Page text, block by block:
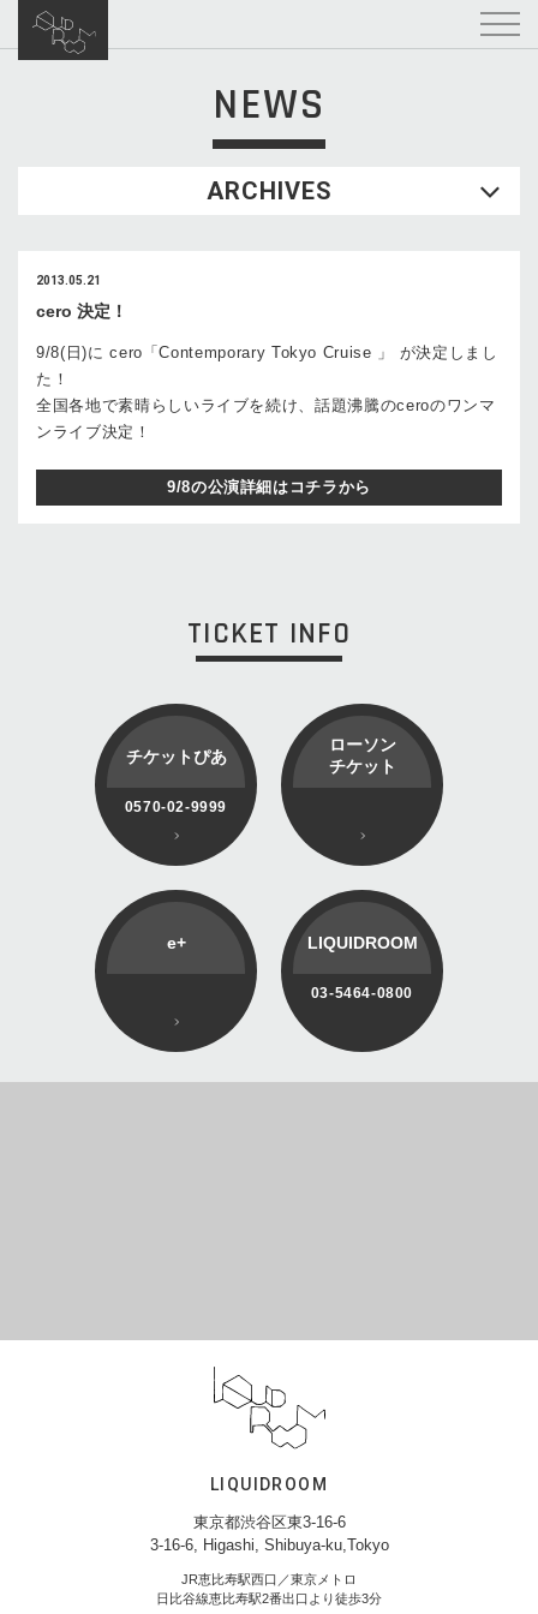
NEWS
ARCHIVES
2013.05.21
cero 決定！
9/8(日)に cero「Contemporary Tokyo Cruise 」 が決定しまし
た！
全国各地で素晴らしいライブを続け、話題沸騰のceroのワンマ
ンライブ決定！
9/8の公演詳細はコチラから
TICKET INFO
チケットぴあ
0570-02-9999
ローソン
チケット
e+ LIQUIDROOM
03-5464-0800
LIQUIDROOM
東京都渋谷区東3-16-6
3-16-6, Higashi, Shibuya-ku,Tokyo
JR恵比寿駅西口／東京メトロ
日比谷線恵比寿駅2番出口より徒歩3分